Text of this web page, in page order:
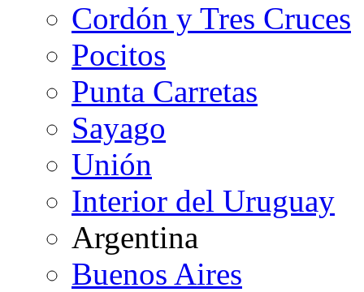
Cordón y Tres Cruces
Pocitos
Punta Carretas
Sayago
Unión
Interior del Uruguay
Argentina
Buenos Aires